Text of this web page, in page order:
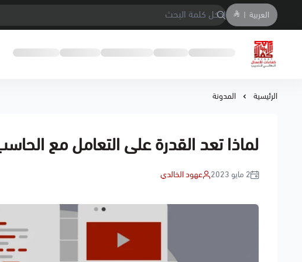
العربية |
معهد كفاءات الاعمال العالي للتدريب
الرئيسية المدونة
لماذا تعد القدرة على التعامل مع
2 مايو 2023 عهود الخالدي